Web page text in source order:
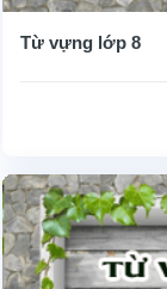
Từ vựng lớp 8